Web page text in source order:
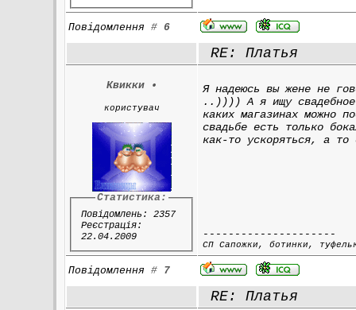
Повідомлення#6
RE: Платья
Квикки •
користувач
Статистика:
Повідомлень: 2357
Реєстрація:
22.04.2009
Я надеюсь вы жене не
..)))) А я ищу свадебное
каких магазинах можно
свадьбе есть только
как-то ускоряться, а то
---------------------
СП Сапожки, ботинки,
Повідомлення# 7
RE: Платья